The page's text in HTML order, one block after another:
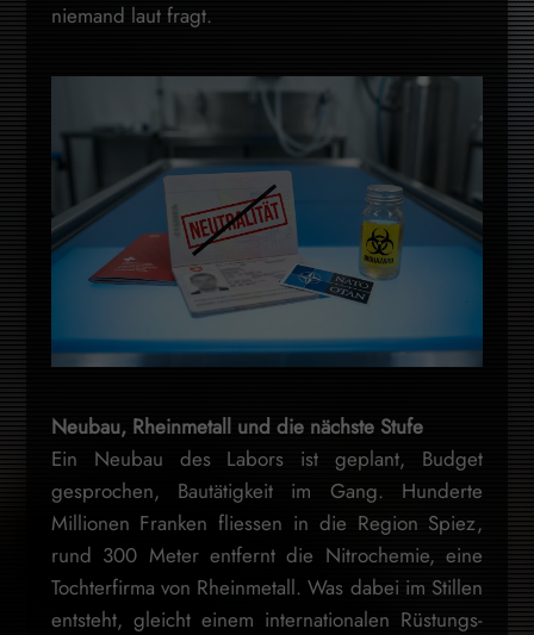
niemand laut fragt.
Neubau, Rheinmetall und die nächste Stufe
Ein Neubau des Labors ist geplant, Budget
gesprochen, Bautätigkeit im Gang. Hunderte
Millionen Franken fliessen in die Region Spiez,
rund 300 Meter entfernt die Nitrochemie, eine
Tochterfirma von Rheinmetall. Was dabei im Stillen
entsteht, gleicht einem internationalen Rüstungs-